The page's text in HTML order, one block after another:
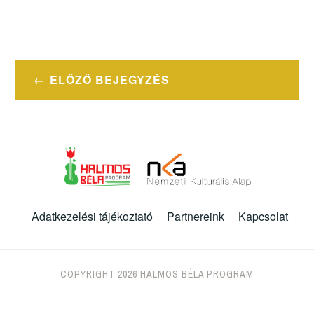
Bejegyzés
navigáció
ELŐZŐ BEJEGYZÉS
Adatkezelési tájékoztató Partnereink Kapcsolat
COPYRIGHT 2026 HALMOS BÉLA PROGRAM